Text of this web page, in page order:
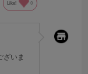
Like! 0
ざいま